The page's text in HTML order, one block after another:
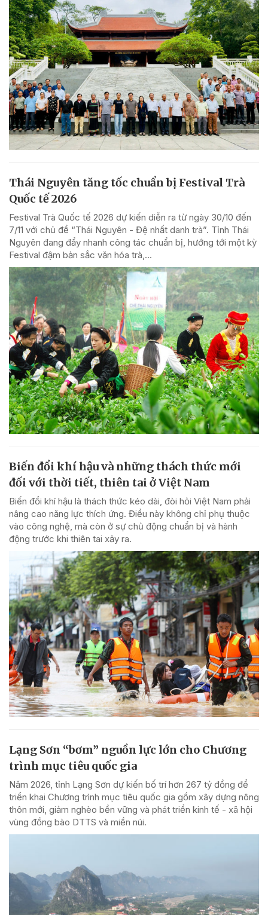
Thái Nguyên tăng tốc chuẩn bị Festival Trà
Quốc tế 2026
Festival Trà Quốc tế 2026 dự kiến diễn ra từ ngày 30/10 đến
7/11 với chủ đề “Thái Nguyên - Đệ nhất danh trà”. Tỉnh Thái
Nguyên đang đẩy nhanh công tác chuẩn bị, hướng tới một kỳ
Festival đậm bản sắc văn hóa trà,...
Biến đổi khí hậu và những thách thức mới
đối với thời tiết, thiên tai ở Việt Nam
Biến đổi khí hậu là thách thức kéo dài, đòi hỏi Việt Nam phải
nâng cao năng lực thích ứng. Điều này không chỉ phụ thuộc
vào công nghệ, mà còn ở sự chủ động chuẩn bị và hành
động trước khi thiên tai xảy ra.
Lạng Sơn “bơm” nguồn lực lớn cho Chương
trình mục tiêu quốc gia
Năm 2026, tỉnh Lạng Sơn dự kiến bố trí hơn 267 tỷ đồng để
triển khai Chương trình mục tiêu quốc gia gồm xây dựng nông
thôn mới, giảm nghèo bền vững và phát triển kinh tế - xã hội
vùng đồng bào DTTS và miền núi.